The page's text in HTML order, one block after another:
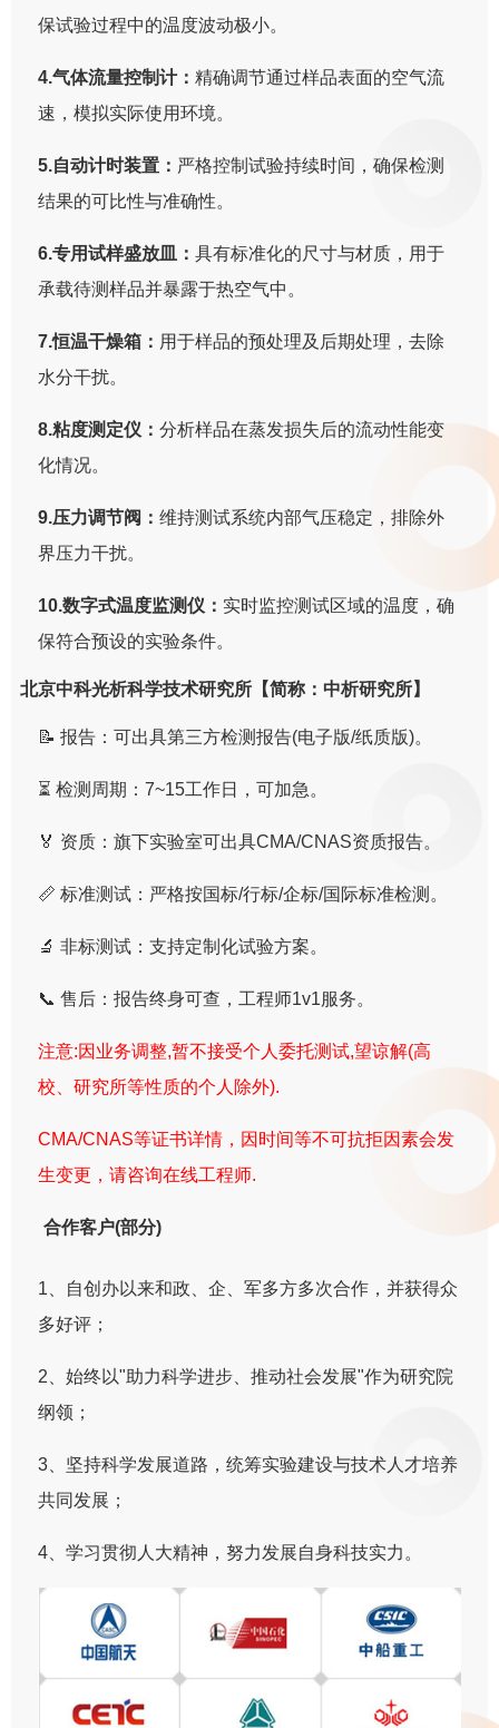
保试验过程中的温度波动极小。
4.气体流量控制计：精确调节通过样品表面的空气流
速，模拟实际使用环境。
5.自动计时装置： 严格控制试验持续时间，确保检测
结果的可比性与准确性。
6.专用试样盛放皿：具有标准化的尺寸与材质，用于
承载待测样品并暴露于热空气中。
7.恒温干燥箱： 用于样品的预处理及后期处理，去除
水分干扰。
8.粘度测定仪：分析样品在蒸发损失后的流动性能变
化情况。
9.压力调节阀：维持测试系统内部气压稳定，排除外
界压力干扰。
10.数字式温度监测仪： 实时监控测试区域的温度，确
保符合预设的实验条件。
北京中科光析科学技术研究所【简称：中析研究所】
📝 报告：可出具第三方检测报告(电子版/纸质版)。
⏳ 检测周期：7~15工作日，可加急。
🏅 资质：旗下实验室可出具CMA/CNAS资质报告。
📏 标准测试：严格按国标/行标/企标/国际标准检测。
🔬 非标测试：支持定制化试验方案。
📞 售后：报告终身可查，工程师1v1服务。
注意:因业务调整,暂不接受个人委托测试,望谅解(高
校、研究所等性质的个人除外).
CMA/CNAS等证书详情，因时间等不可抗拒因素会发
生变更，请咨询在线工程师.
合作客户(部分)
1、自创办以来和政、企、军多方多次合作，并获得众
多好评；
2、始终以"助力科学进步、推动社会发展"作为研究院
纲领；
3、坚持科学发展道路，统筹实验建设与技术人才培养
共同发展；
4、学习贯彻人大精神，努力发展自身科技实力。